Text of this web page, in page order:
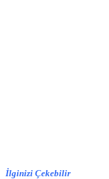
İlginizi Çekebilir